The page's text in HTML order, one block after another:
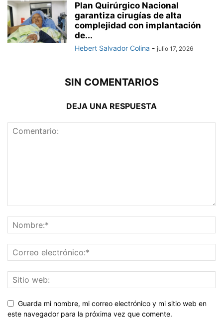
Plan Quirúrgico Nacional
garantiza cirugías de alta
complejidad con implantación
de...
Hebert Salvador Colina - julio 17, 2026
SIN COMENTARIOS
DEJA UNA RESPUESTA
Guarda mi nombre, mi correo electrónico y mi sitio web en
este navegador para la próxima vez que comente.